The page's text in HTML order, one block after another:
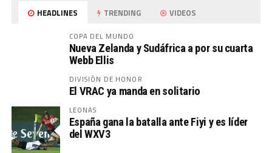
HEADLINES TRENDING VIDEOS
COPA DEL MUNDO
Nueva Zelanda y Sudáfrica a por su cuarta
Webb Ellis
DIVISIÓN DE HONOR
El VRAC ya manda en solitario
LEONAS
España gana la batalla ante Fiyi y es líder
del WXV3